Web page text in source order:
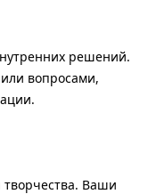
решений.
вопросами,
Ваши